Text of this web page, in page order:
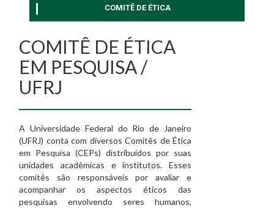
COMITÊ DE ÉTICA
COMITÊ DE ÉTICA
EM PESQUISA /
UFRJ
A Universidade Federal do Rio de Janeiro
(UFRJ) conta com diversos Comitês de Ética
em Pesquisa (CEPs) distribuídos por suas
unidades acadêmicas e institutos. Esses
comitês são responsáveis por avaliar e
acompanhar os aspectos éticos das
pesquisas envolvendo seres humanos,